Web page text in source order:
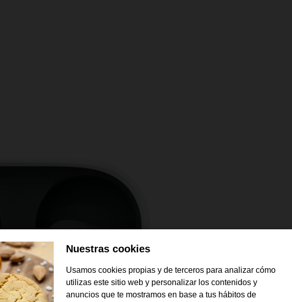
Nuestras cookies
Usamos cookies propias y de terceros para analizar cómo
utilizas este sitio web y personalizar los contenidos y
anuncios que te mostramos en base a tus hábitos de